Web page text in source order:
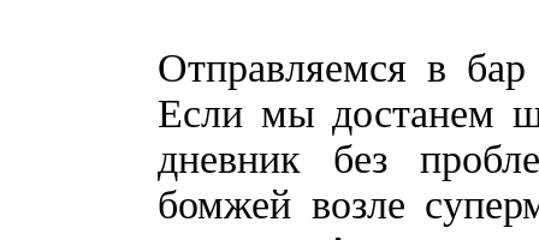
Отправляемся в
Если мы достанем
дневник без
бомжей возле